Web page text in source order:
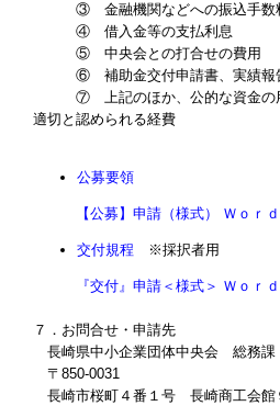
③ 金融機関などへの振込手数
④ 借入金等の支払利息
⑤ 中央会との打合せの費用
⑥ 補助金交付申請書、実績報告
⑦ 上記のほか、公的な資金の用
適切と認められる経費
公募要領
【公募】申請（様式） Ｗｏｒｄ
交付規程 ※採択者
『交付』申請＜様式＞ Ｗｏｒｄ
７．お問合せ・申請先
長崎県中小企業団体中央会 総務課
〒 850-0031
長崎市桜町４番１号 長崎商工会館